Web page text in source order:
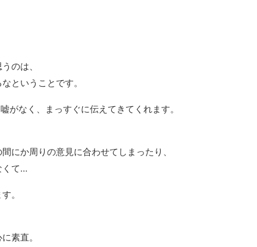
のは、
ということです。
がなく、まっすぐに伝えてきてくれます。
にか周りの意見に合わせてしまったり、
くて…
。
素直。